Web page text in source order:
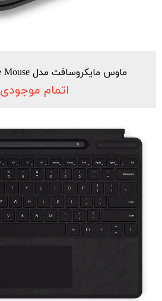
ماوس مایکروسافت مدل Surface Mobile Mouse
اتمام موجودی